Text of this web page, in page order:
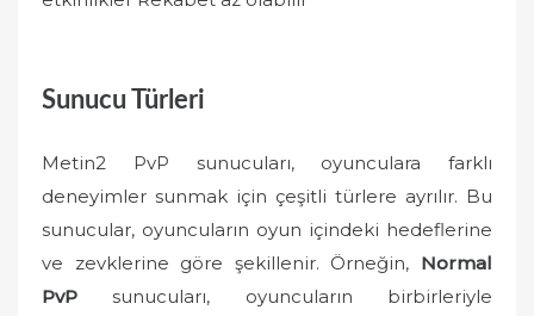
Sunucu Türleri
Metin2 PvP sunucuları, oyunculara farklı
deneyimler sunmak için çeşitli türlere ayrılır. Bu
sunucular, oyuncuların oyun içindeki hedeflerine
ve zevklerine göre şekillenir. Örneğin, Normal
PvP sunucuları, oyuncuların birbirleriyle